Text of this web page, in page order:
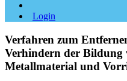
Login
Verfahren zum
Verhindern der
Metallmaterial und